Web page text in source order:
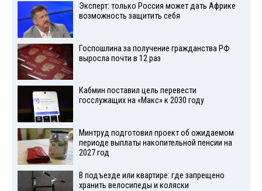
Эксперт: только Россия может дать Африке
возможность защитить себя
Госпошлина за получение гражданства РФ
выросла почти в 12 раз
Кабмин поставил цель перевести
госслужащих на «Макс» к 2030 году
Минтруд подготовил проект об ожидаемом
периоде выплаты накопительной пенсии на
2027 год
В подъезде или квартире: где запрещено
хранить велосипеды и коляски